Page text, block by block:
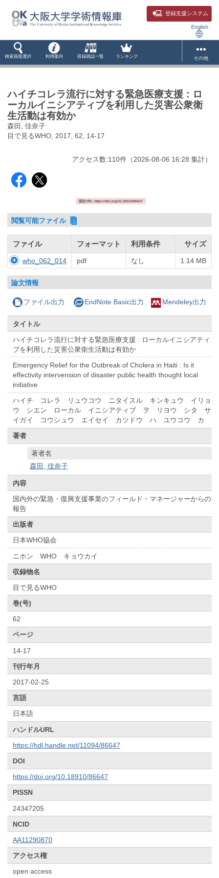
登録支援システム
English
検索画面選択 利用案内 収録雑誌一覧 ランキング その他
ハイチコレラ流行に対する緊急医療支援 : ロ
ーカルイニシアティブを利用した災害公衆衛
生活動は有効か
森田, 佳奈子
目で見るWHO, 2017, 62, 14-17
アクセス数:110件 （2026-08-06 16:28 集計）
固定URL: https://doi.org/10.18910/86647
閲覧可能ファイル
ファイル フォーマット 利用条件 サイズ
who_062_014 pdf なし 1.14 MB
論文情報
ファイル出力 EndNote Basic出力 Mendeley出力
タイトル
ハイチコレラ流行に対する緊急医療支援 : ローカルイニシアティ
ブを利用した災害公衆衛生活動は有効か
Emergency Relief for the Outbreak of Cholera in Haiti : Is it
effectivity intervension of disaster public health thought local
initiative
ハイチ コレラ リュウコウ ニタイスル キンキュウ イリョ
ウ シエン ローカル イニシアティブ ヲ リヨウ シタ サ
イガイ コウシュウ エイセイ カツドウ ハ ユウコウ カ
著者
著者名
森田, 佳奈子
内容
国内外の緊急・復興支援事業のフィールド・マネージャーからの
報告
出版者
日本WHO協会
ニホン WHO キョウカイ
収録物名
目で見るWHO
巻(号)
62
ページ
14-17
刊行年月
2017-02-25
言語
日本語
ハンドルURL
https://hdl.handle.net/11094/86647
DOI
https://doi.org/10.18910/86647
PISSN
24347205
NCID
AA11290870
アクセス権
open access